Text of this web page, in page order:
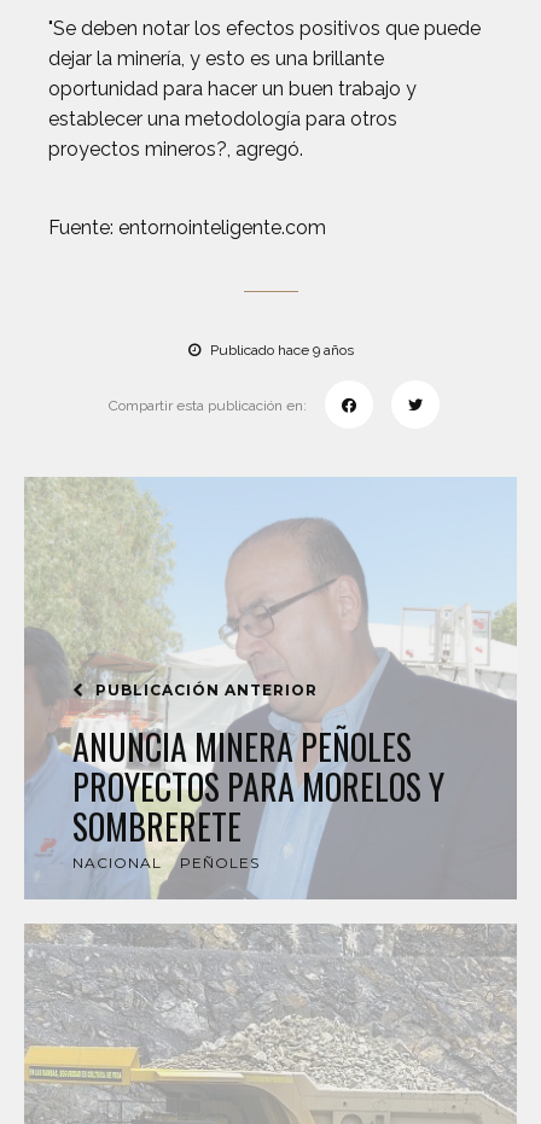
"Se deben notar los efectos positivos que puede
dejar la minería, y esto es una brillante
oportunidad para hacer un buen trabajo y
establecer una metodología para otros
proyectos mineros?, agregó.
Fuente: entornointeligente.com
Publicado hace 9 años
Compartir esta publicación en:
PUBLICACIÓN ANTERIOR
ANUNCIA MINERA PEÑOLES
PROYECTOS PARA MORELOS Y
SOMBRERETE
NACIONAL PEÑOLES